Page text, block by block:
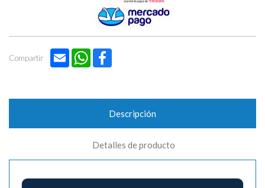
Compartir Email WhatsApp
Descripción
Detalles de producto